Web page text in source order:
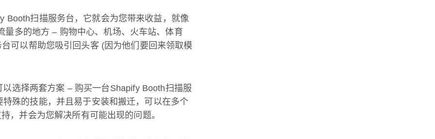
Booth扫描服务台，它就会为您带来收益，就像
量多的地方 – 购物中心、机场、火车站、体育
可以帮助您吸引回头客 (因为他们要回来领取模
以选择两套方案 – 购买一台Shapify Booth扫描服
殊的技能，并且易于安装和搬迁，可以在多个
，并会为您解决所有可能出现的问题。